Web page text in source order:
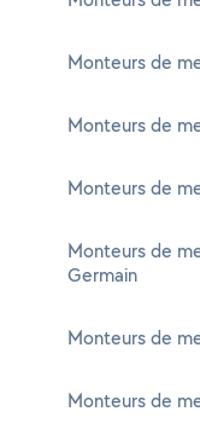
Monteurs de
Monteurs de
Monteurs de
Monteurs de
Germain
Monteurs de
Monteurs de